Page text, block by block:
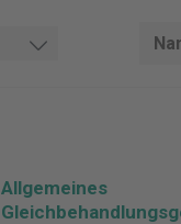
Allgemeines